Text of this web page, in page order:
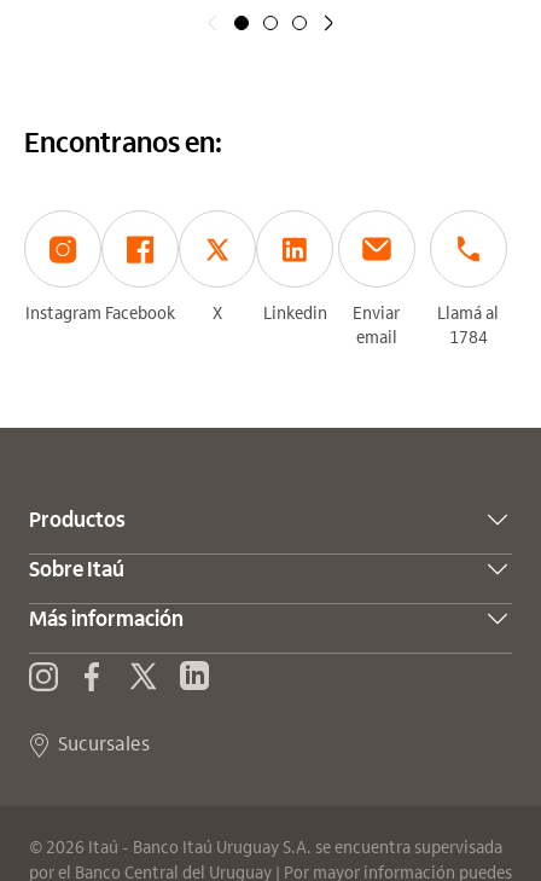
Encontranos en:
Instagram Facebook X Linkedin
Enviar
email
Llamá al
1784
Productos
Sobre Itaú
Más información
InstagramFacebookX (Twitter)
Sucursales
© 2026 Itaú - Banco Itaú Uruguay S.A. se encuentra supervisada
por el Banco Central del Uruguay | Por mayor información puedes